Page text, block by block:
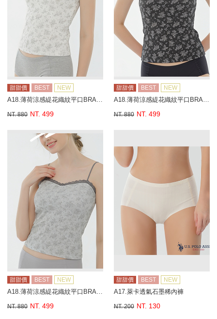
甜甜價 BEST NEW
A18.薄荷涼感緹花織紋平口BRA背心
NT. 880 NT. 499
甜甜價 BEST NEW
A18.薄荷涼感緹花織紋平口BRA背心
NT. 880 NT. 499
甜甜價 BEST NEW
A18.薄荷涼感緹花織紋平口BRA背心
NT. 880 NT. 499
甜甜價 BEST NEW
A17.萊卡透氣石墨稀內褲
NT. 200 NT. 130